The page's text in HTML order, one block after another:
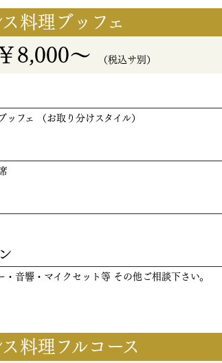
ス料理ブッフェ
8,000～ （税込サ別）
ッフェ （お取り分けスタイル）
・音響・マイクセット等 その他ご相談下さい。
料理フルコース